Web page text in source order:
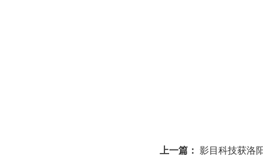
上一篇： 影目科技获洛